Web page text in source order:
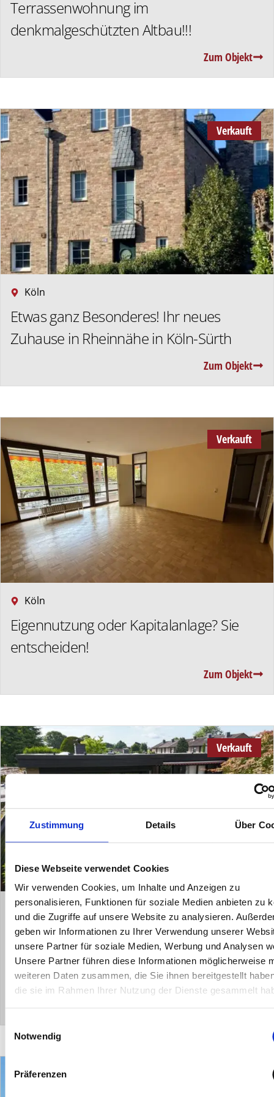
Zustimmung Details Über
Diese Webseite verwendet Cookies
Wir verwenden Cookies, um Inhalte und Anzeigen zu
personalisieren, Funktionen für soziale Medien anbieten zu
und die Zugriffe auf unsere Website zu analysieren.
geben wir Informationen zu Ihrer Verwendung unserer
unsere Partner für soziale Medien, Werbung und Analysen
Unsere Partner führen diese Informationen möglicherweise
weiteren Daten zusammen, die Sie ihnen bereitgestellt
die sie im Rahmen Ihrer Nutzung der Dienste gesammelt
Einwilligungsauswahl
Notwendig
Präferenzen
Terrassenwohnung im
denkmalgeschützten Altbau!!!
Zum Objekt
Verkauft
Köln
Etwas ganz Besonderes! Ihr neues
Zuhause in Rheinnähe in Köln-Sürth
Zum Objekt
Verkauft
Köln
Eigennutzung oder Kapitalanlage? Sie
entscheiden!
Zum Objekt
Verkauft
Köln / Widdersdorf
Für die ganze Familie! Großzügiger
Bungalow in exklusiver Feldrandlage in
Köln-Widdersdorf